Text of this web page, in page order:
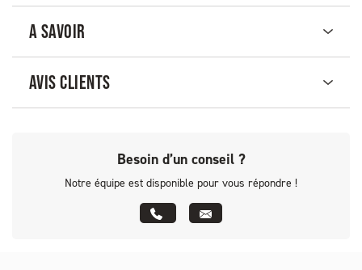
A SAVOIR
AVIS CLIENTS
Besoin d’un conseil ?
Notre équipe est disponible pour vous répondre !